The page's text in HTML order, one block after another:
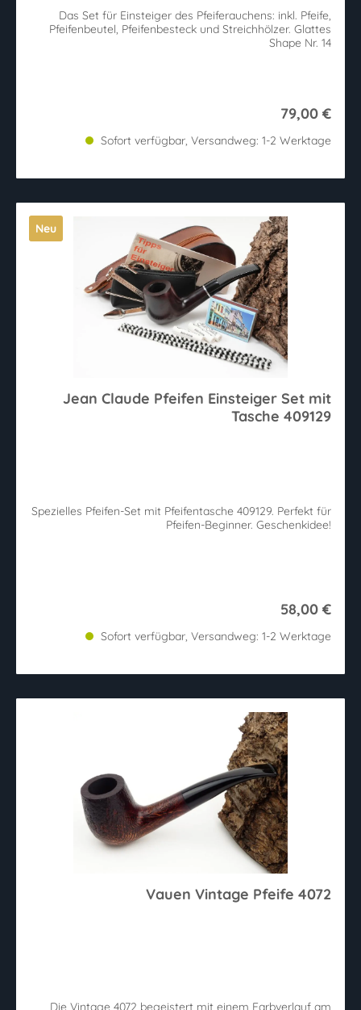
Das Set für Einsteiger des Pfeiferauchens: inkl. Pfeife,
Pfeifenbeutel, Pfeifenbesteck und Streichhölzer. Glattes
Shape Nr. 14
79,00 €
Sofort verfügbar, Versandweg: 1-2 Werktage
Neu
Jean Claude Pfeifen Einsteiger Set mit
Tasche 409129
Spezielles Pfeifen-Set mit Pfeifentasche 409129. Perfekt für
Pfeifen-Beginner. Geschenkidee!
58,00 €
Sofort verfügbar, Versandweg: 1-2 Werktage
Vauen Vintage Pfeife 4072
Die Vintage 4072 begeistert mit einem Farbverlauf am